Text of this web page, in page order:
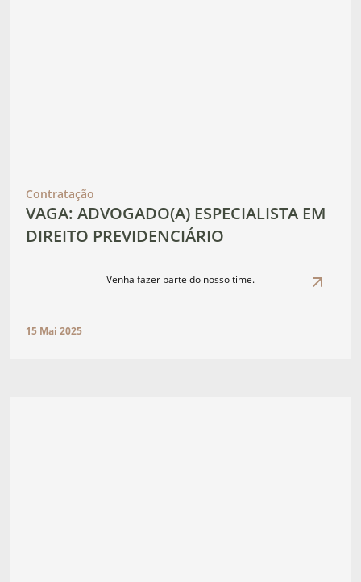
Contratação
VAGA: ADVOGADO(A) ESPECIALISTA EM
DIREITO PREVIDENCIÁRIO
Venha fazer parte do nosso time.
15 Mai 2025